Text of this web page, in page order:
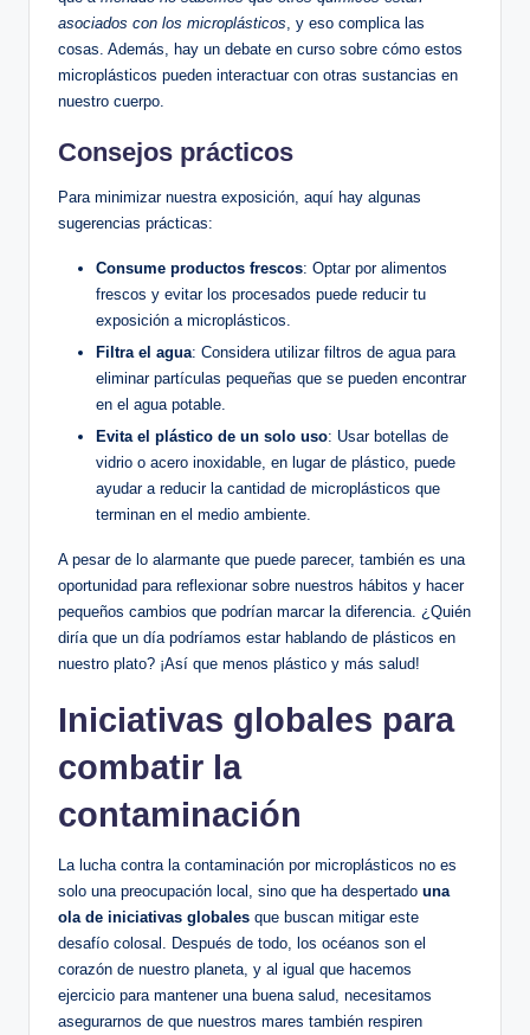
asociados con los microplásticos , y eso complica las
cosas. Además, hay un debate en curso sobre cómo estos
microplásticos pueden interactuar con otras sustancias en
nuestro cuerpo.
Consejos prácticos
Para minimizar nuestra exposición, aquí hay algunas
sugerencias prácticas:
Consume productos frescos: Optar por alimentos
frescos y evitar los procesados puede reducir tu
exposición a microplásticos.
Filtra el agua: Considera utilizar filtros de agua para
eliminar partículas pequeñas que se pueden encontrar
en el agua potable.
Evita el plástico de un solo uso: Usar botellas de
vidrio o acero inoxidable, en lugar de plástico, puede
ayudar a reducir la cantidad de microplásticos que
terminan en el medio ambiente.
A pesar de lo alarmante que puede parecer, también es una
oportunidad para reflexionar sobre nuestros hábitos y hacer
pequeños cambios que podrían marcar la diferencia. ¿Quién
diría que un día podríamos estar hablando de plásticos en
nuestro plato? ¡Así que menos plástico y más salud!
Iniciativas globales para
combatir la
contaminación
La lucha contra la contaminación por microplásticos no es
solo una preocupación local, sino que ha despertado una
ola de iniciativas globales que buscan mitigar este
desafío colosal. Después de todo, los océanos son el
corazón de nuestro planeta, y al igual que hacemos
ejercicio para mantener una buena salud, necesitamos
asegurarnos de que nuestros mares también respiren